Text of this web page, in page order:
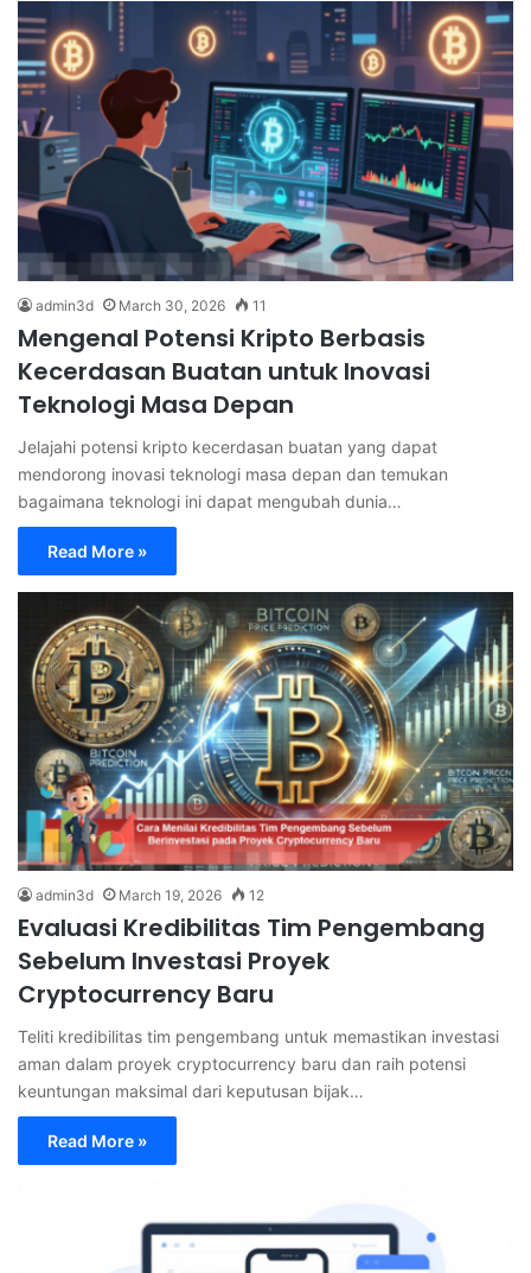
admin3d March 30, 2026 11
Mengenal Potensi Kripto Berbasis
Kecerdasan Buatan untuk Inovasi
Teknologi Masa Depan
Jelajahi potensi kripto kecerdasan buatan yang dapat
mendorong inovasi teknologi masa depan dan temukan
bagaimana teknologi ini dapat mengubah dunia…
Read More »
admin3d March 19, 2026 12
Evaluasi Kredibilitas Tim Pengembang
Sebelum Investasi Proyek
Cryptocurrency Baru
Teliti kredibilitas tim pengembang untuk memastikan investasi
aman dalam proyek cryptocurrency baru dan raih potensi
keuntungan maksimal dari keputusan bijak…
Read More »